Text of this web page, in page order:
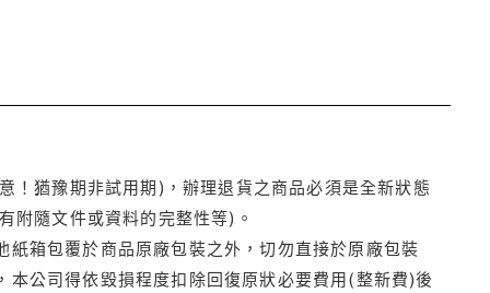
！猶豫期非試用期)，辦理退貨之商品必須是全新狀態
附隨文件或資料的完整性等)。
箱包覆於商品原廠包裝之外，切勿直接於原廠包裝
公司得依毀損程度扣除回復原狀必要費用(整新費)後